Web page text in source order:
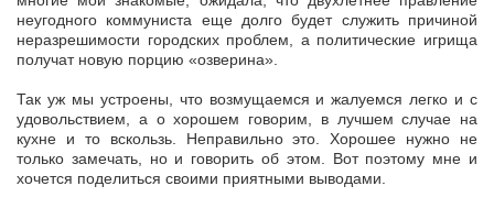
неугодного коммуниста еще долго будет служить причиной
неразрешимости городских проблем, а политические игрища
получат новую порцию «озверина».
Так уж мы устроены, что возмущаемся и жалуемся легко и с
удовольствием, а о хорошем говорим, в лучшем случае на
кухне и то вскользь. Неправильно это. Хорошее нужно не
только замечать, но и говорить об этом. Вот поэтому мне и
хочется поделиться своими приятными выводами.